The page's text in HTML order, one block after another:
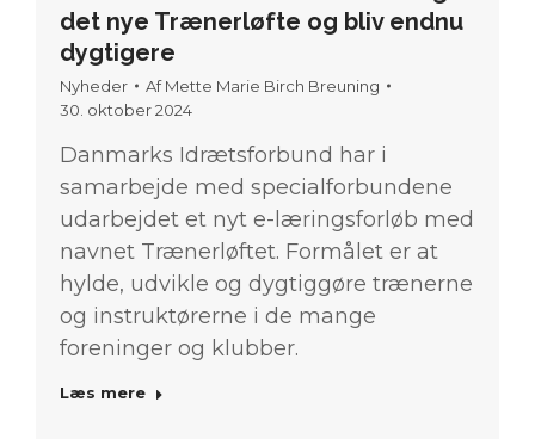
det nye Trænerløfte og bliv endnu
dygtigere
Nyheder AfMette Marie Birch Breuning
30. oktober 2024
Danmarks Idrætsforbund har i
samarbejde med specialforbundene
udarbejdet et nyt e-læringsforløb med
navnet Trænerløftet. Formålet er at
hylde, udvikle og dygtiggøre trænerne
og instruktørerne i de mange
foreninger og klubber.
Læs mere